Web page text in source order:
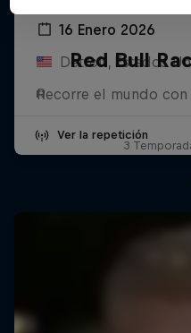
16 Enero 2026
Detroit, Estados
F1
Ver la repetición
Red Bull
Recorre el mundo
3